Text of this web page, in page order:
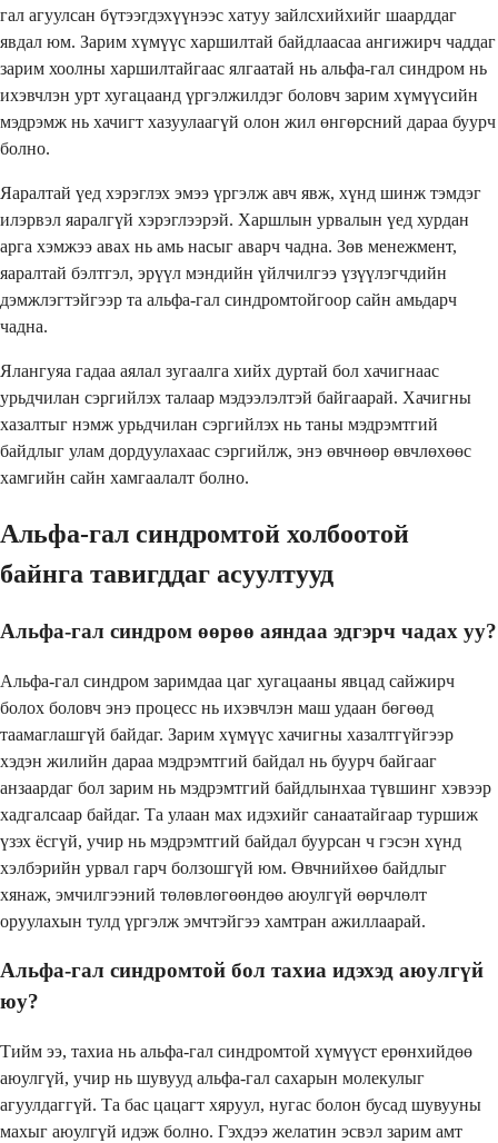
гал агуулсан бүтээгдэхүүнээс хатуу зайлсхийхийг шаарддаг
явдал юм. Зарим хүмүүс харшилтай байдлаасаа ангижирч чаддаг
зарим хоолны харшилтайгаас ялгаатай нь альфа-гал синдром нь
ихэвчлэн урт хугацаанд үргэлжилдэг боловч зарим хүмүүсийн
мэдрэмж нь хачигт хазуулаагүй олон жил өнгөрсний дараа буурч
болно.
Яаралтай үед хэрэглэх эмээ үргэлж авч явж, хүнд шинж тэмдэг
илэрвэл яаралгүй хэрэглээрэй. Харшлын урвалын үед хурдан
арга хэмжээ авах нь амь насыг аварч чадна. Зөв менежмент,
яаралтай бэлтгэл, эрүүл мэндийн үйлчилгээ үзүүлэгчдийн
дэмжлэгтэйгээр та альфа-гал синдромтойгоор сайн амьдарч
чадна.
Ялангуяа гадаа аялал зугаалга хийх дуртай бол хачигнаас
урьдчилан сэргийлэх талаар мэдээлэлтэй байгаарай. Хачигны
хазалтыг нэмж урьдчилан сэргийлэх нь таны мэдрэмтгий
байдлыг улам дордуулахаас сэргийлж, энэ өвчнөөр өвчлөхөөс
хамгийн сайн хамгаалалт болно.
Альфа-гал синдромтой холбоотой
байнга тавигддаг асуултууд
Альфа-гал синдром өөрөө аяндаа эдгэрч чадах уу?
Альфа-гал синдром заримдаа цаг хугацааны явцад сайжирч
болох боловч энэ процесс нь ихэвчлэн маш удаан бөгөөд
таамаглашгүй байдаг. Зарим хүмүүс хачигны хазалтгүйгээр
хэдэн жилийн дараа мэдрэмтгий байдал нь буурч байгааг
анзаардаг бол зарим нь мэдрэмтгий байдлынхаа түвшинг хэвээр
хадгалсаар байдаг. Та улаан мах идэхийг санаатайгаар туршиж
үзэх ёсгүй, учир нь мэдрэмтгий байдал буурсан ч гэсэн хүнд
хэлбэрийн урвал гарч болзошгүй юм. Өвчнийхөө байдлыг
хянаж, эмчилгээний төлөвлөгөөндөө аюулгүй өөрчлөлт
оруулахын тулд үргэлж эмчтэйгээ хамтран ажиллаарай.
Альфа-гал синдромтой бол тахиа идэхэд аюулгүй
юу?
Тийм ээ, тахиа нь альфа-гал синдромтой хүмүүст ерөнхийдөө
аюулгүй, учир нь шувууд альфа-гал сахарын молекулыг
агуулдаггүй. Та бас цацагт хяруул, нугас болон бусад шувууны
махыг аюулгүй идэж болно. Гэхдээ желатин эсвэл зарим амт